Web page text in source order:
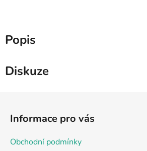
Popis
Diskuze
Informace pro vás
Obchodní podmínky